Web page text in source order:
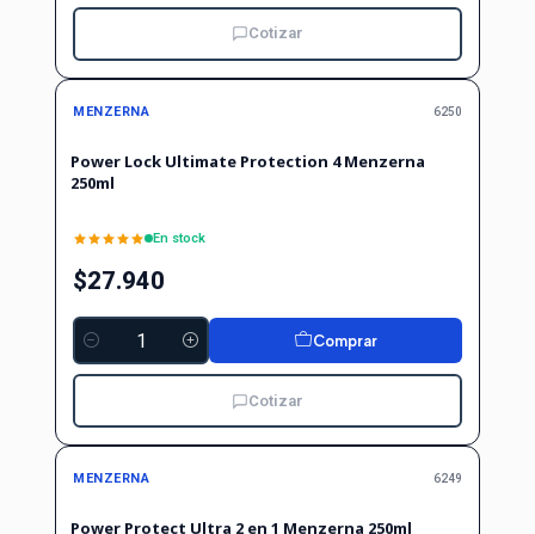
Cotizar
MENZERNA 6250
Power Lock Ultimate Protection 4 Menzerna
250ml
En stock
$27.940
Cantidad
Comprar
Cotizar
MENZERNA 6249
Power Protect Ultra 2 en 1 Menzerna 250ml